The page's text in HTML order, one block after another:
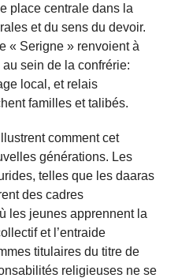
place centrale dans la
et du sens du devoir.
« Serigne » renvoient à
sein de la confrérie:
local, et relais
familles et talibés.
comment cet
générations. Les
telles que les daaras
des cadres
les jeunes apprennent la
et l’entraide
titulaires du titre de
religieuses ne se